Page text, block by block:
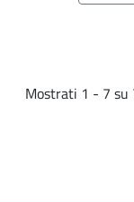
Mostrati 1 - 7